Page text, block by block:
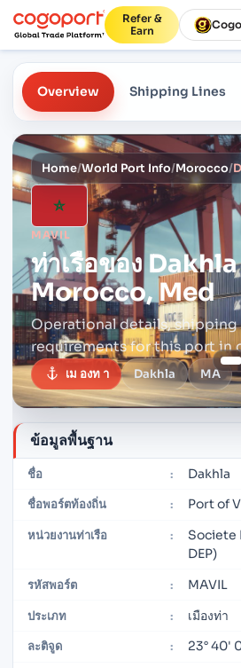
Refer &
Earn
Overview Shipping Lines
Home/World Port Info/Morocco/
MAVIL
ท่าเรือของ
Morocco, Med
Operational details, shipping
requirements for this port in
เม องท า Dakhla MA
ข้อมูลพื้นฐาน
ชื่อ : Dakhla
ชื่อพอร์ตท้องถิ่น : Port of
หน่วยงานท่าเรือ :
Societe
DEP)
รหัสพอร์ต : MAVIL
ประเภท : เมืองท่า
ละติจูด : 23° 40'